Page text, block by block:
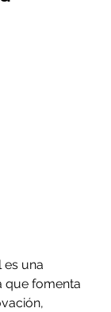
es una
que fomenta